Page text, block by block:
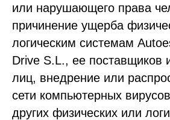
или нарушающего права
причинение ущерба
логическим системам
Drive S.L., ее поставщиков
лиц, внедрение или
сети компьютерных
других физических или